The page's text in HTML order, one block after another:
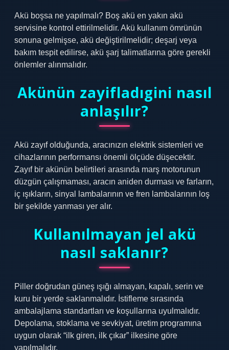
Akü boşsa ne yapılmalı? Boş akü en yakın akü
servisine kontrol ettirilmelidir. Akü kullanım ömrünün
sonuna gelmişse, akü değiştirilmelidir; deşarj veya
bakım tespit edilirse, akü şarj talimatlarına göre gerekli
önlemler alınmalıdır.
Akünün zayifladıgini nasıl
anlaşılır?
Akü zayıf olduğunda, aracınızın elektrik sistemleri ve
cihazlarının performansı önemli ölçüde düşecektir.
Zayıf bir akünün belirtileri arasında marş motorunun
düzgün çalışmaması, aracın aniden durması ve farların,
iç ışıkların, sinyal lambalarının ve fren lambalarının loş
bir şekilde yanması yer alır.
Kullanılmayan jel akü
nasıl saklanır?
Piller doğrudan güneş ışığı almayan, kapalı, serin ve
kuru bir yerde saklanmalıdır. İstifleme sırasında
ambalajlama standartları ve koşullarına uyulmalıdır.
Depolama, stoklama ve sevkiyat, üretim programına
uygun olarak “ilk giren, ilk çıkar” ilkesine göre
yapılmalıdır.